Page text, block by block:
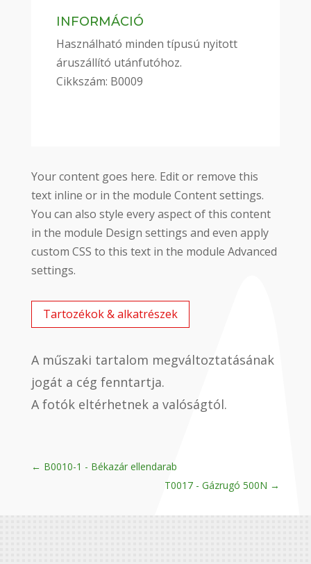
INFORMÁCIÓ
Használható minden típusú nyitott
áruszállító utánfutóhoz.
Cikkszám: B0009
Your content goes here. Edit or remove this
text inline or in the module Content settings.
You can also style every aspect of this content
in the module Design settings and even apply
custom CSS to this text in the module Advanced
settings.
Tartozékok & alkatrészek
A műszaki tartalom megváltoztatásának
jogát a cég fenntartja.
A fotók eltérhetnek a valóságtól.
← B0010-1 - Békazár ellendarab
T0017 - Gázrugó 500N →